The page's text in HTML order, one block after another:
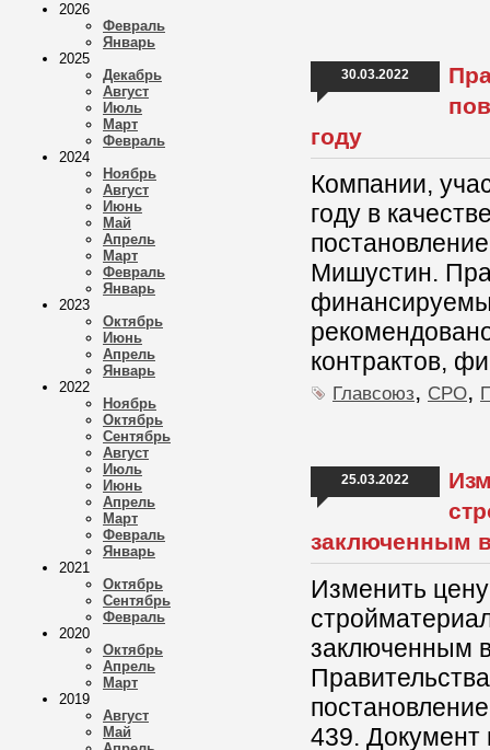
2026
Февраль
Январь
2025
Декабрь
Август
Июль
Март
Февраль
2024
Ноябрь
Август
Июнь
Май
Апрель
Март
Февраль
Январь
2023
Октябрь
Июнь
Апрель
Январь
2022
Ноябрь
Октябрь
Сентябрь
Август
Июль
Июнь
Апрель
Март
Февраль
Январь
2021
Октябрь
Сентябрь
Февраль
2020
Октябрь
Апрель
Март
2019
Август
Май
30.03.2022
году
Компании,
году в
Мишустин.
контрактов,
Главсоюз, СРО,
25.03.2022
заключенным
Изменить
заключенным
439. Документ